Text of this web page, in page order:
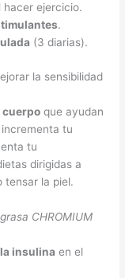
hacer ejercicio.
.
(3 diarias).
la sensibilidad
cuerpo que ayudan
tu
tu
dirigidas a
tensar la piel.
CHROMIUM
insulina en el